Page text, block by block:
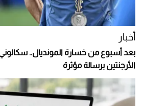
أخبار
بعد أسبوع من خسارة المونديال.. سكالوني
الأرجنتين برسالة مؤثرة